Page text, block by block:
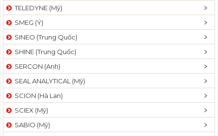
TELEDYNE (Mỹ)
SMEG (Ý)
SINEO (Trung Quốc)
SHINE (Trung Quốc)
SERCON (Anh)
SEAL ANALYTICAL (Mỹ)
SCION (Hà Lan)
SCIEX (Mỹ)
SABIO (Mỹ)